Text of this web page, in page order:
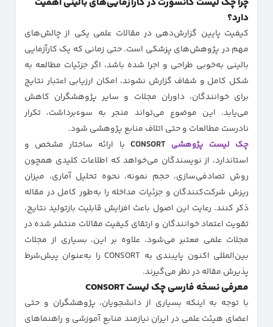
دارد؟
کیفیت پایین گزارش‌دهی در مقالات علمی یکی از چالش‌های
مهم در پژوهش‌های پزشکی است. حتی زمانی که یک کارآزمایی
بالینی به‌خوبی طراحی و اجرا شده باشد، اگر جزئیات مطالعه به
شکل کامل و شفاف گزارش نشوند، امکان ارزیابی اعتبار نتایج
برای خوانندگان، داوران مجلات و سایر پژوهشگران کاهش
می‌یابد. این موضوع می‌تواند منجر به سوءبرداشت، تکرار
نادرست مطالعات و حتی اتلاف منابع پژوهشی شود.
چک لیست پژوهشی
با ارائه ساختار مشخص و
استاندارد، از نویسندگان می‌خواهد که اطلاعات کلیدی همچون
روش تصادفی‌سازی، حجم نمونه، نحوه تحلیل آماری، میزان
ریزش شرکت‌کنندگان و جزئیات مداخله را به‌طور کامل در مقاله
ذکر کنند. رعایت این اصول باعث افزایش قابلیت بازتولید نتایج،
تقویت اعتماد خوانندگان و ارتقای کیفیت مقالات منتشر شده در
مجلات علمی معتبر می‌شود. علاوه بر این، بسیاری از مجلات
بین‌المللی اکنون پایبندی به CONSORT را به‌عنوان پیش‌شرط
پذیرش مقاله در نظر می‌گیرند.
معرفی نسخه فارسی چک لیست CONSORT
با توجه به اینکه بسیاری از دانشجویان، پژوهشگران و حتی
اعضای هیئت علمی در ایران نیازمند منابع آموزشی و راهنماهای